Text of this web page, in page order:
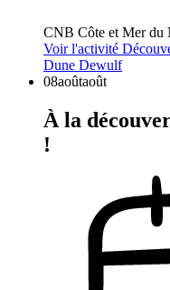
CNB Côte et Mer du
Voir l'activité
Dune Dewulf
08aoûtaoût
À la
!